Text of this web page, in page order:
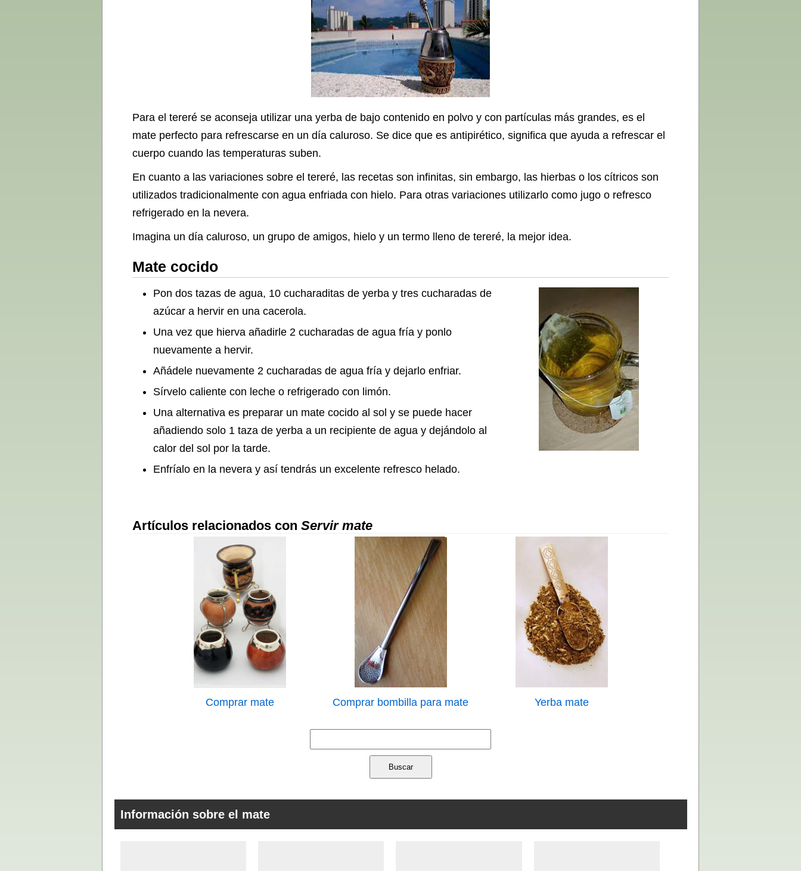
Para el tereré se aconseja utilizar una yerba de bajo contenido en polvo y con partículas más grandes, es el
mate perfecto para refrescarse en un día caluroso. Se dice que es antipirético, significa que ayuda a refrescar el
cuerpo cuando las temperaturas suben.
En cuanto a las variaciones sobre el tereré, las recetas son infinitas, sin embargo, las hierbas o los cítricos son
utilizados tradicionalmente con agua enfriada con hielo. Para otras variaciones utilizarlo como jugo o refresco
refrigerado en la nevera.
Imagina un día caluroso, un grupo de amigos, hielo y un termo lleno de tereré, la mejor idea.
Mate cocido
Pon dos tazas de agua, 10 cucharaditas de yerba y tres cucharadas de
azúcar a hervir en una cacerola.
Una vez que hierva añadirle 2 cucharadas de agua fría y ponlo
nuevamente a hervir.
Añádele nuevamente 2 cucharadas de agua fría y dejarlo enfriar.
Sírvelo caliente con leche o refrigerado con limón.
Una alternativa es preparar un mate cocido al sol y se puede hacer
añadiendo solo 1 taza de yerba a un recipiente de agua y dejándolo al
calor del sol por la tarde.
Enfríalo en la nevera y así tendrás un excelente refresco helado.
Artículos relacionados con Servir mate
Comprar mate Comprar bombilla para mate Yerba mate
Información sobre el mate